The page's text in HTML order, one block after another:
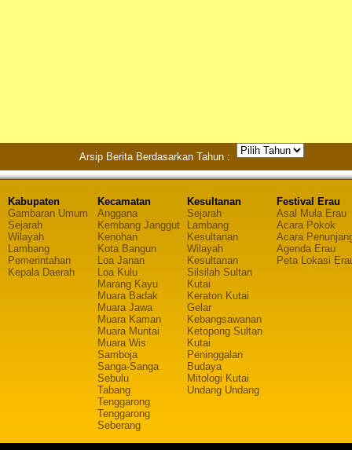
Arsip Berita Berdasarkan Tahun :
Kabupaten
Gambaran Umum
Sejarah
Wilayah
Lambang
Pemerintahan
Kepala Daerah
Kecamatan
Anggana
Kembang Janggut
Kenohan
Kota Bangun
Loa Janan
Loa Kulu
Marang Kayu
Muara Badak
Muara Jawa
Muara Kaman
Muara Muntai
Muara Wis
Samboja
Sanga-Sanga
Sebulu
Tabang
Tenggarong
Tenggarong
Seberang
Kesultanan
Sejarah
Lambang
Kesultanan
Wilayah
Kesultanan
Silsilah Sultan
Kutai
Keraton Kutai
Gelar
Kebangsawanan
Ketopong Sultan
Kutai
Peninggalan
Budaya
Mitologi Kutai
Undang Undang
Festival Erau
Asal Mula Erau
Acara Pokok
Acara
Agenda Erau
Peta Lokasi